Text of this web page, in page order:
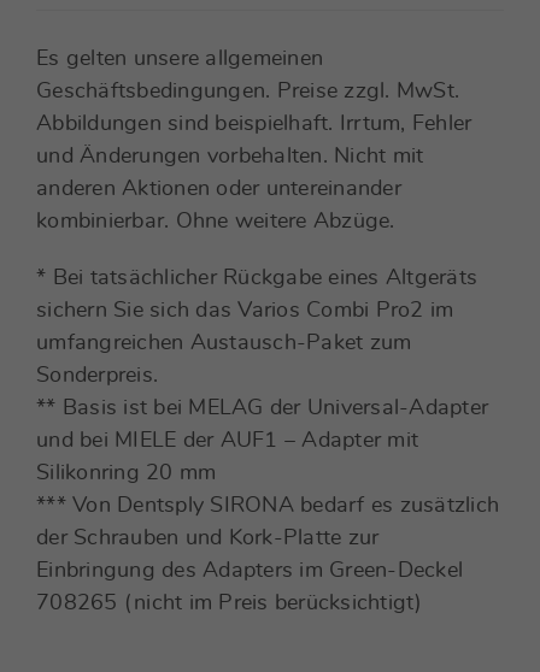
Es gelten unsere allgemeinen
Geschäftsbedingungen. Preise zzgl. MwSt.
Abbildungen sind beispielhaft. Irrtum, Fehler
und Änderungen vorbehalten. Nicht mit
anderen Aktionen oder untereinander
kombinierbar. Ohne weitere Abzüge.
* Bei tatsächlicher Rückgabe eines Altgeräts
sichern Sie sich das Varios Combi Pro2 im
umfangreichen Austausch-Paket zum
Sonderpreis.
** Basis ist bei MELAG der Universal-Adapter
und bei MIELE der AUF1 – Adapter mit
Silikonring 20 mm
*** Von Dentsply SIRONA bedarf es zusätzlich
der Schrauben und Kork-Platte zur
Einbringung des Adapters im Green-Deckel
708265 (nicht im Preis berücksichtigt)